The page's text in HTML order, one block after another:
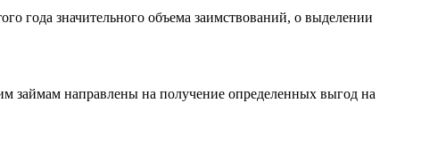
года значительного объема заимствований, о выделении
займам направлены на получение определенных выгод на